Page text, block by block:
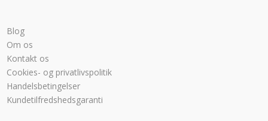
Blog
Om os
Kontakt os
Cookies- og privatlivspolitik
Handelsbetingelser
Kundetilfredshedsgaranti